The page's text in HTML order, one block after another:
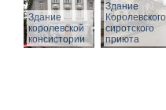
Здание
королевской
консистории
Здание
Королевского
сиротского
приюта